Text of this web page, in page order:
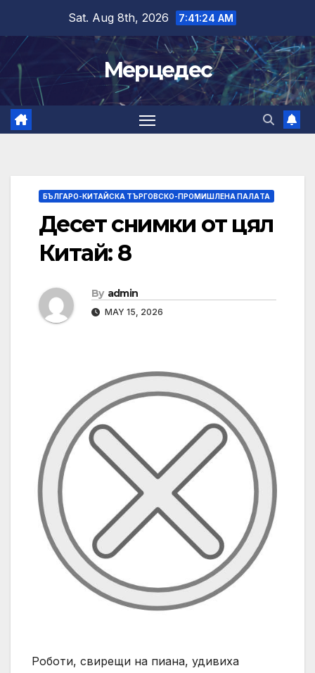
content
Sat. Aug 8th, 2026 7:41:24 AM
Мерцедес
БЪЛГАРО-КИТАЙСКА ТЪРГОВСКО-ПРОМИШЛЕНА ПАЛAТА
Десет снимки от цял
​​Китай: 8
By admin
MAY 15, 2026
Роботи, свирещи на пиана, удивиха